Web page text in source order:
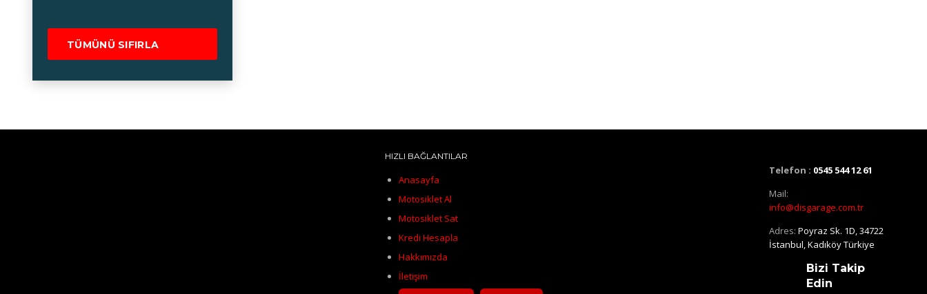
TÜMÜNÜ SIFIRLA
HIZLI BAĞLANTILAR
Anasayfa
Motosiklet Al
Motosiklet Sat
Kredi Hesapla
Hakkımızda
İletişim
Telefon : 0545 544 12 61
Mail:
info@disgarage.com.tr
Adres: Poyraz Sk. 1D, 34722
İstanbul, Kadıköy Türkiye
Bizi Takip
Edin